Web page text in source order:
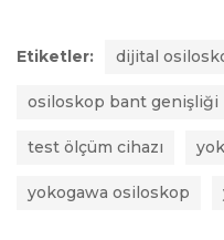
Etiketler: dijital
osiloskop bant genişliği
test ölçüm cihazı
yokogawa osiloskop